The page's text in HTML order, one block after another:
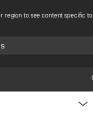
region to see content specific